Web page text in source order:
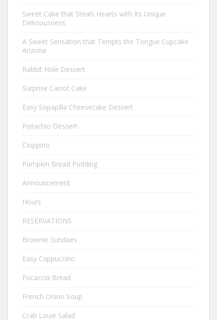
Sweet Cake that Steals Hearts with Its Unique
Deliciousness
A Sweet Sensation that Tempts the Tongue Cupcake
Arizona
Rabbit Hole Dessert
Surprise Carrot Cake
Easy Sopapilla Cheesecake Dessert
Pistachio Dessert
Cioppino
Pumpkin Bread Pudding
Announcement
Hours
RESERVATIONS
Brownie Sundaes
Easy Cappuccino
Focaccia Bread
French Onion Soup
Crab Louie Salad